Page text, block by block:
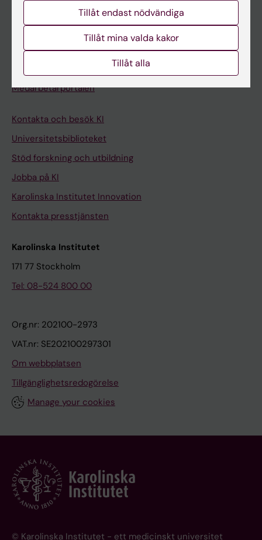
Kurs- och programwebbar
Student på KI
Medarbetarportalen
Kontakta och besök KI
Universitetsbiblioteket
Stöd forskning och utbildning
Jobba på KI
Karolinska Institutet Innovation
Kontakta presstjänsten
Karolinska Institutet
171 77 Stockholm
Tel: 08-524 800 00
Org.nr: 202100-2973
VAT.nr: SE202100297301
Om webbplatsen
Tillgänglighetsredogörelse
Manage your cookies
© Karolinska Institutet - ett medicinskt universitet
Tillåt endast nödvändiga
Tillåt mina valda kakor
Tillåt alla